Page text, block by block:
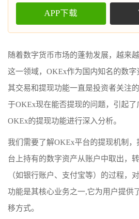
APP下载
随着数字货币市场的蓬勃发展，越来
这一领域，OKEx作为国内知名的数字
其交易和提现功能一直是投资者关注
于OKEx现在能否提现的问题，引起
OKEx的提现功能进行深入分析。
我们需要了解OKEx平台的提现机制
台上持有的数字资产从账户中取出，
（如银行账户、支付宝等）的过程，
功能是其核心业务之一,它为用户提供
移方式。